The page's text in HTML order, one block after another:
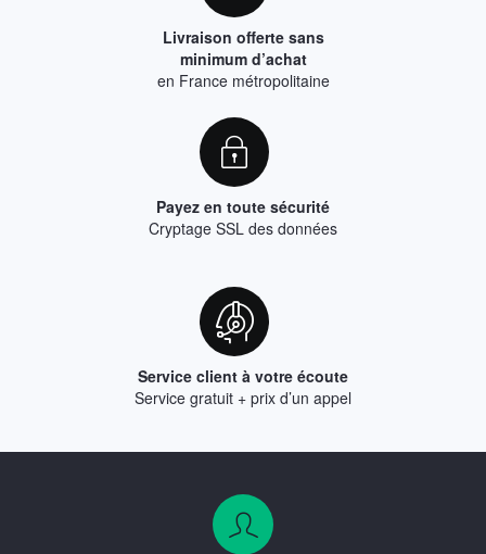
Livraison offerte sans
minimum d’achat
en France métropolitaine
Payez en toute sécurité
Cryptage SSL des données
Service client à votre écoute
Service gratuit + prix d’un appel